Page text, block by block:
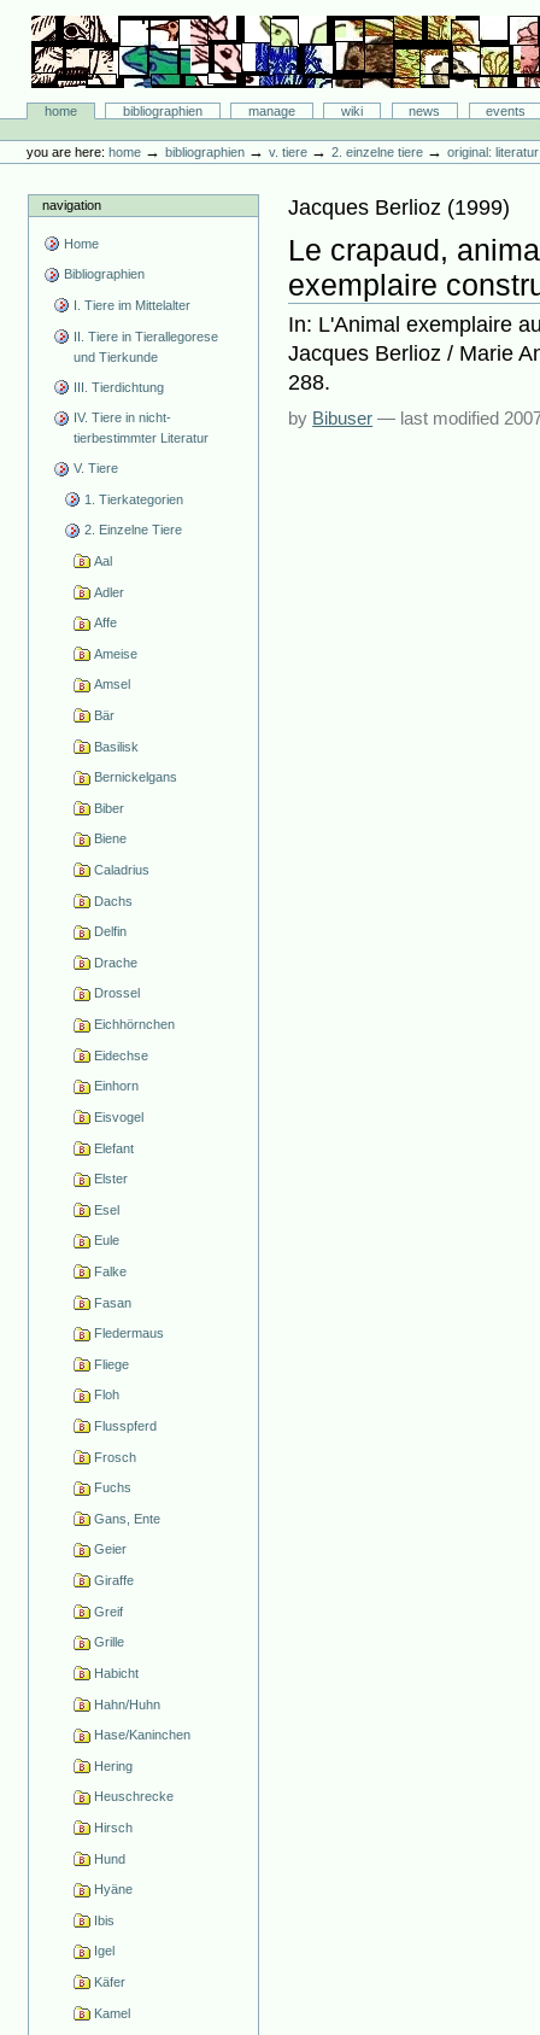
content.
navigation
Bibliographie-Portal
Sectionshome bibliographien manage wiki news
events
tools
you are here: home →bibliographien →v. tiere →2. einzelne tiere →original:
navigation
Home
Bibliographien
I. Tiere im Mittelalter
II. Tiere in Tierallegorese
und Tierkunde
III. Tierdichtung
IV. Tiere in nicht-
tierbestimmter Literatur
V. Tiere
1. Tierkategorien
2. Einzelne Tiere
Aal
Adler
Affe
Ameise
Amsel
Bär
Basilisk
Bernickelgans
Biber
Biene
Caladrius
Dachs
Delfin
Drache
Drossel
Eichhörnchen
Eidechse
Einhorn
Eisvogel
Elefant
Elster
Esel
Eule
Falke
Fasan
Fledermaus
Fliege
Floh
Flusspferd
Frosch
Fuchs
Gans, Ente
Geier
Giraffe
Greif
Grille
Habicht
Hahn/Huhn
Hase/Kaninchen
Hering
Heuschrecke
Hirsch
Hund
Hyäne
Ibis
Igel
Käfer
Kamel
Jacques Berlioz (1999)
Le crapaud,
exemplaire
In: L'Animal exemplaire
Jacques Berlioz / Marie
288.
by Bibuser — last modified